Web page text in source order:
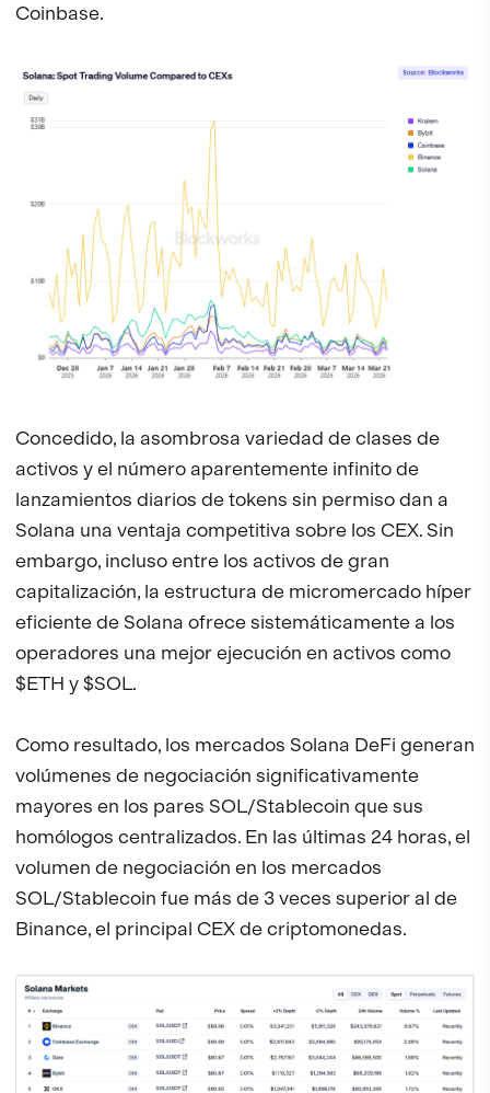
Coinbase.
Concedido, la asombrosa variedad de clases de
activos y el número aparentemente infinito de
lanzamientos diarios de tokens sin permiso dan a
Solana una ventaja competitiva sobre los CEX. Sin
embargo, incluso entre los activos de gran
capitalización, la estructura de micromercado híper
eficiente de Solana ofrece sistemáticamente a los
operadores una mejor ejecución en activos como
$ETH y $SOL.
Como resultado, los mercados Solana DeFi generan
volúmenes de negociación significativamente
mayores en los pares SOL/Stablecoin que sus
homólogos centralizados. En las últimas 24 horas, el
volumen de negociación en los mercados
SOL/Stablecoin fue más de 3 veces superior al de
Binance, el principal CEX de criptomonedas.